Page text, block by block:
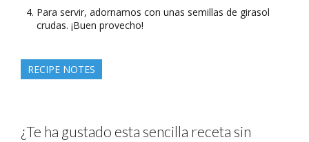
Para servir, adornamos con unas semillas de girasol
crudas. ¡Buen provecho!
RECIPE NOTES
¿Te ha gustado esta sencilla receta sin